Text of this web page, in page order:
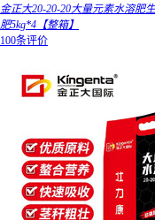
金正大20-20-20大量元素水溶肥
肥5kg*4【整箱】
100条评价